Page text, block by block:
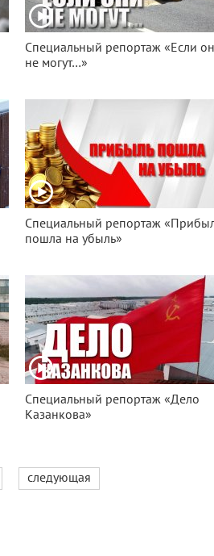
Специальный репортаж «Если
не могут…»
Специальный репортаж
пошла на убыль»
Специальный репортаж «Дело
Казанкова»
следующая